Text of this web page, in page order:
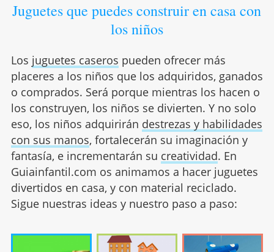
Juguetes que puedes construir en casa con
los niños
Los juguetes caseros pueden ofrecer más
placeres a los niños que los adquiridos, ganados
o comprados. Será porque mientras los hacen o
los construyen, los niños se divierten. Y no solo
eso, los niños adquirirán destrezas y habilidades
con sus manos, fortalecerán su imaginación y
fantasía, e incrementarán su creatividad. En
Guiainfantil.com os animamos a hacer juguetes
divertidos en casa, y con material reciclado.
Sigue nuestras ideas y nuestro paso a paso: